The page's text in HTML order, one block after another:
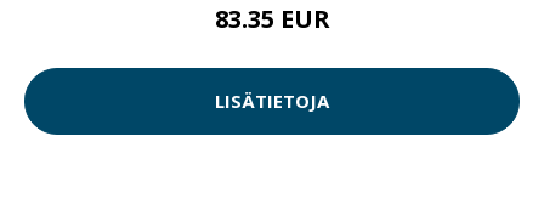
83.35 EUR
LISÄTIETOJA